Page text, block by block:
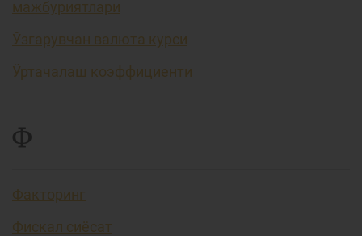
мажбуриятлари
Ўзгарувчан валюта курси
Ўртачалаш коэффициенти
Ф
Факторинг
Фискал сиёсат